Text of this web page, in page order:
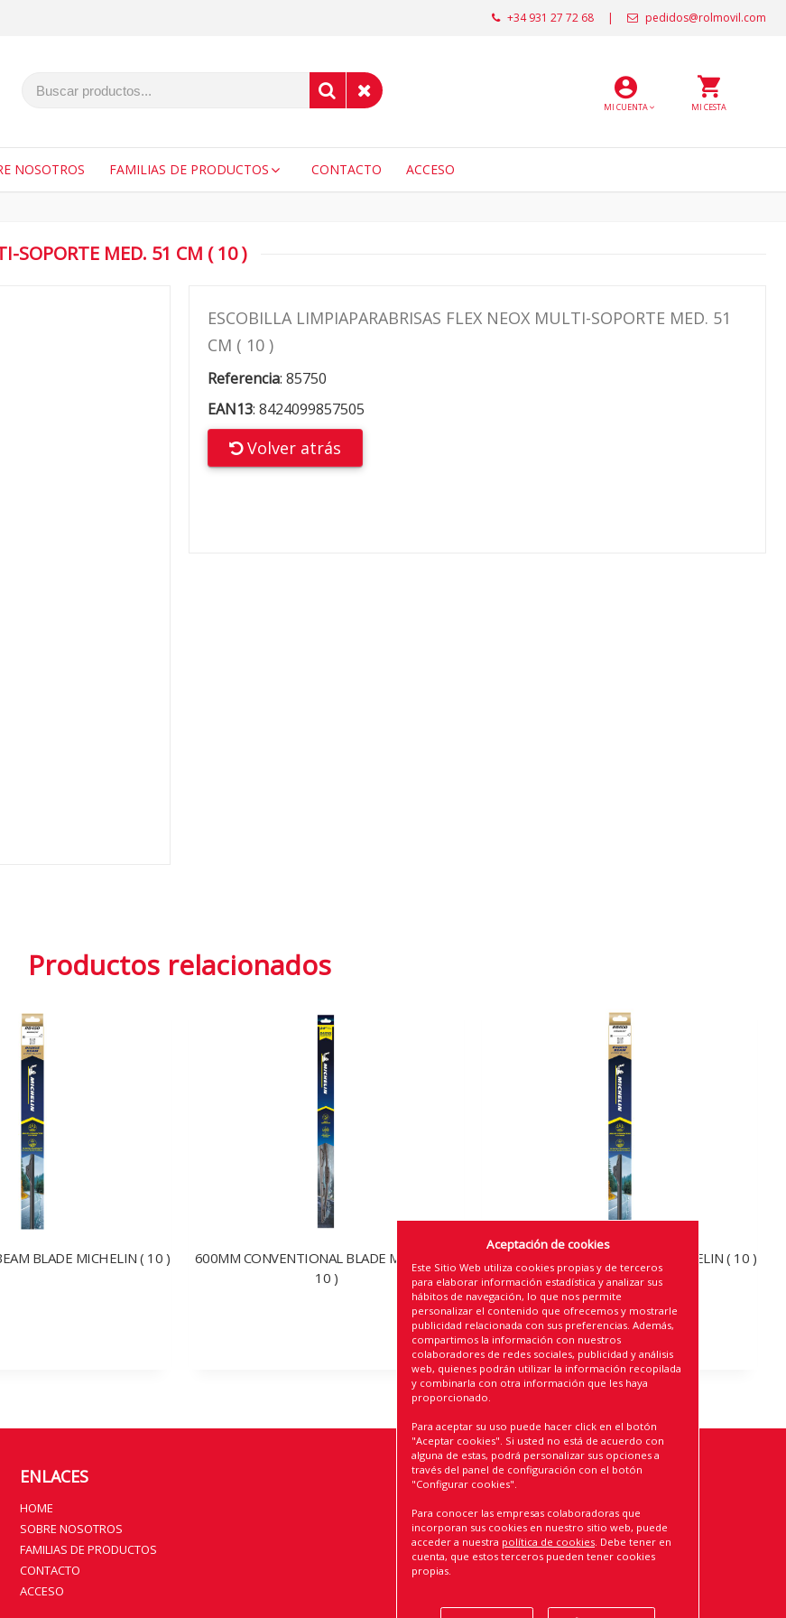
pedidos@rolmovil.com
|
+34 931 27 72 68
MI CUENTA MI CESTA
NOSOTROS FAMILIAS DE PRODUCTOS CONTACTO ACCESO
SOPORTE MED. 51 CM ( 10 )
ESCOBILLA LIMPIAPARABRISAS FLEX NEOX MULTI-SOPORTE MED. 51
CM ( 10 )
Referencia: 85750
EAN13: 8424099857505
Volver atrás
Productos relacionados
BLADE MICHELIN ( 10 )
600MM CONVENTIONAL BLADE MICHELIN (
10 )
600MM RADIUS BEAM BLADE MICHELIN ( 10 )
ENLACES
HOME
SOBRE NOSOTROS
FAMILIAS DE PRODUCTOS
CONTACTO
ACCESO
ROLMOVIL, S.L.
AVISO LEGAL
POLÍTICA DE PRIVACIDAD
POLÍTICA DE COOKIES
CONDICIONES DE USO Y VENTA
CERTIFICADO DE CALIDAD
Aceptación de cookies
Este Sitio Web utiliza cookies propias y de terceros
para elaborar información estadística y analizar sus
hábitos de navegación, lo que nos permite
personalizar el contenido que ofrecemos y mostrarle
publicidad relacionada con sus preferencias. Además,
compartimos la información con nuestros
colaboradores de redes sociales, publicidad y análisis
web, quienes podrán utilizar la información recopilada
y combinarla con otra información que les haya
proporcionado.
Para aceptar su uso puede hacer click en el botón
"Aceptar cookies". Si usted no está de acuerdo con
alguna de estas, podrá personalizar sus opciones a
través del panel de configuración con el botón
"Configurar cookies".
Para conocer las empresas colaboradoras que
incorporan sus cookies en nuestro sitio web, puede
acceder a nuestra política de cookies. Debe tener en
cuenta, que estos terceros pueden tener cookies
propias.